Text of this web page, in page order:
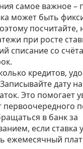
самое важное –
может быть
посчитайте,
при росте
списание со
кредитов,
дату
Это помогает
первоочередного
в банк за
если ставка
ежемесячный